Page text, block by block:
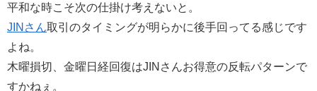
平和な時こそ次の仕掛け考えないと。
JINさん取引のタイミングが明らかに後手回ってる感じです
よね。
木曜損切、金曜日経回復はJINさんお得意の反転パターンで
すかねぇ。